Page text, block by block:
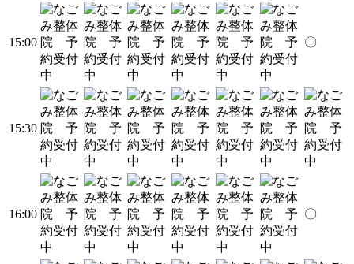
15:00 〇
15:30
16:00 〇